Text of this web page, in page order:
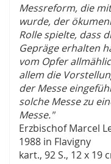
Messreform, die
wurde, der
Rolle spielte, dass
Gepräge erhalten
vom Opfer
allem die
der Messe
solche Messe zu
Messe."
Erzbischof Marcel
1988 in Flavigny
kart., 92 S., 12 x 19